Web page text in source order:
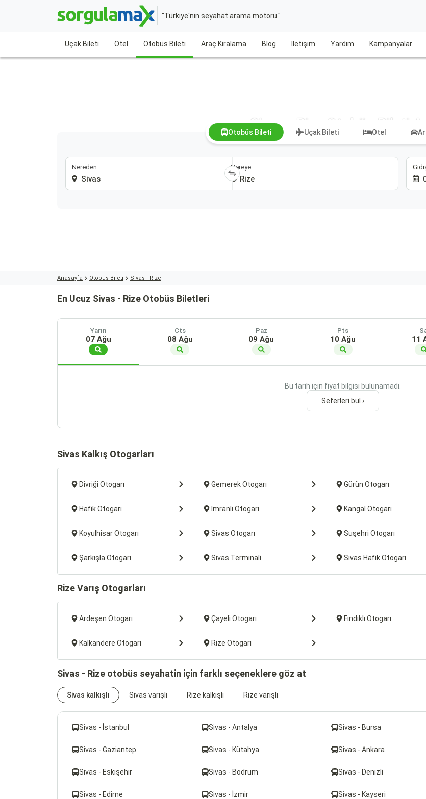
"Türkiye'nin seyahat arama motoru."
Uçak Bileti Otel Otobüs Bileti Araç Kiralama Blog İletişim Yardım Kampanyalar
Sivas - Rize Otobüs Bileti
Otobüs Bileti Uçak Bileti Otel
Nereden Nereye
Anasayfa Otobüs Bileti Sivas - Rize
En Ucuz Sivas - Rize Otobüs Biletleri
Yarın
07 Ağu
Cts
08 Ağu
Paz
09 Ağu
Pts
10 Ağu 11
Bu tarih için fiyat bilgisi bulunamadı.
Seferleri bul ›
Sivas Kalkış Otogarları
Divriği Otogarı Gemerek Otogarı Gürün Otogarı
Hafik Otogarı İmranlı Otogarı Kangal Otogarı
Koyulhisar Otogarı Sivas Otogarı Suşehri Otogarı
Şarkışla Otogarı Sivas Terminali Sivas Hafik Otogarı
Rize Varış Otogarları
Ardeşen Otogarı Çayeli Otogarı Fındıklı Otogarı
Kalkandere Otogarı Rize Otogarı
Sivas - Rize otobüs seyahatin için farklı seçeneklere göz at
Sivas kalkışlı Sivas varışlı Rize kalkışlı Rize varışlı
Sivas - İstanbul Sivas - Antalya Sivas - Bursa
Sivas - Gaziantep Sivas - Kütahya Sivas - Ankara
Sivas - Eskişehir Sivas - Bodrum Sivas - Denizli
Sivas - Edirne Sivas - İzmir Sivas - Kayseri